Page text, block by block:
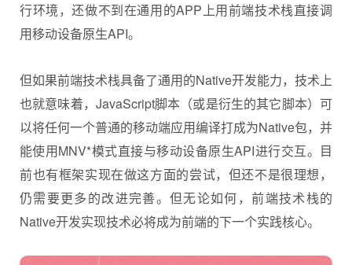
行环境，还做不到在通用的APP上用前端技术栈直接调
用移动设备原生API。
但如果前端技术栈具备了通用的Native开发能力，技术上
也就意味着，JavaScript脚本（或是衍生的其它脚本）可
以将任何一个普通的移动端应用编译打成为Native包，并
能使用MNV*模式直接与移动设备原生API进行交互。目
前也有框架实现在做这方面的尝试，但还不是很理想，
仍需要更多的改进完善。但无论如何，前端技术栈的
Native开发实现技术必将成为前端的下一个实践核心。